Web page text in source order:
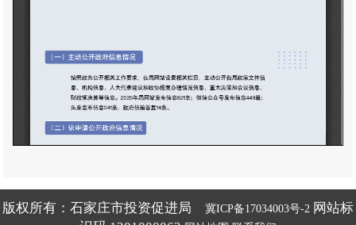
版权所有：石家庄市投资促进局 冀ICP备17034003号-2 网站标